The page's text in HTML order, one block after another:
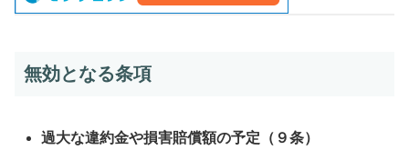
無効となる条項
過大な違約金や損害賠償額の予定（９条）